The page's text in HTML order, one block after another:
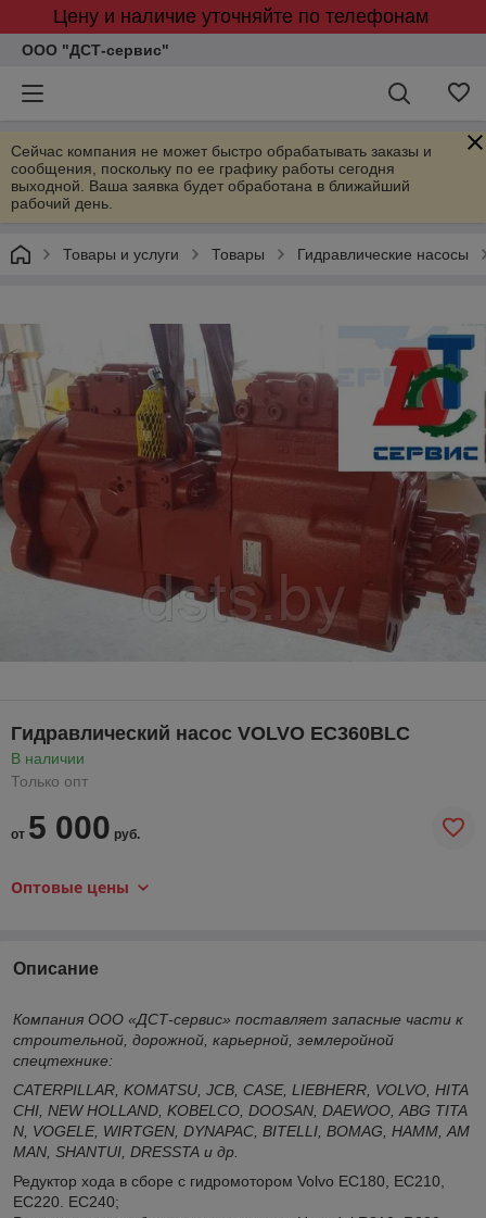
Цену и наличие уточняйте по телефонам
ООО "ДСТ-сервис"
Сейчас компания не может быстро обрабатывать заказы и
сообщения, поскольку по ее графику работы сегодня
выходной. Ваша заявка будет обработана в ближайший
рабочий день.
Товары и услуги Товары Гидравлические насосы
Гидравлический насос VOLVO EC360BLC
В наличии
Только опт
от 5 000 руб.
Оптовые цены
Описание
Компания ООО «ДСТ-сервис» поставляет запасные части к
строительной, дорожной, карьерной, землеройной
спецтехнике:
CATERPILLAR KOMATSU JCB CASE, LIEBHERR VOLVO HITA
CHI NEW HOLLAND KOBELCO DOOSAN DAEWOO ABG TITA
N VOGELE, WIRTGEN DYNAPAC BITELLI BOMAG HAMM AM
MAN SHANTUI DRESSTA и др.
Редуктор хода в сборе с гидромотором Volvo EC180, EC210,
EC220. EC240;